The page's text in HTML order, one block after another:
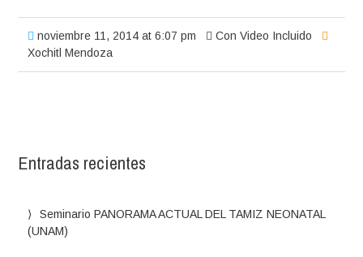
noviembre 11, 2014 at 6:07 pm
Con Video Incluido
Xochitl Mendoza
Entradas recientes
Seminario PANORAMA ACTUAL DEL TAMIZ NEONATAL
(UNAM)